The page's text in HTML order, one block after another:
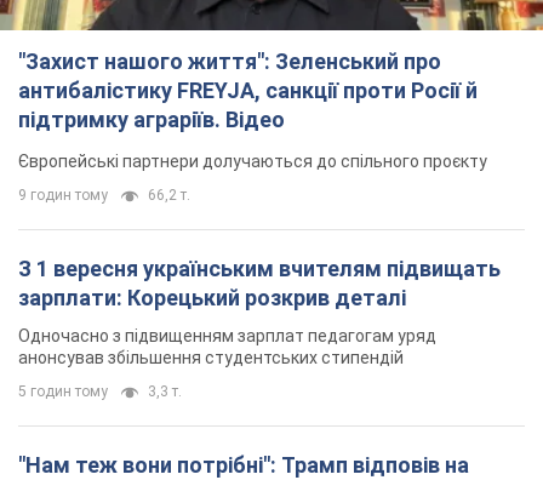
"Захист нашого життя": Зеленський про
антибалістику FREYJA, санкції проти Росії й
підтримку аграріїв. Відео
Європейські партнери долучаються до спільного проєкту
9 годин тому 66,2 т.
З 1 вересня українським вчителям підвищать
зарплати: Корецький розкрив деталі
Одночасно з підвищенням зарплат педагогам уряд
анонсував збільшення студентських стипендій
5 годин тому 3,3 т.
"Нам теж вони потрібні": Трамп відповів на